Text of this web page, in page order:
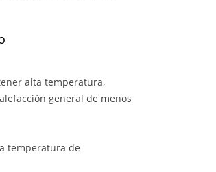
alta temperatura,
general de menos
temperatura de